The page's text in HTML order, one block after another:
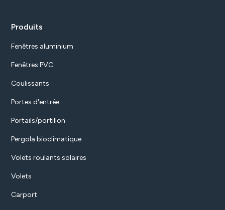
Produits
Fenêtres aluminium
Fenêtres PVC
Coulissants
Portes d'entrée
Portails/portillon
Pergola bioclimatique
Volets roulants solaires
Volets
Carport